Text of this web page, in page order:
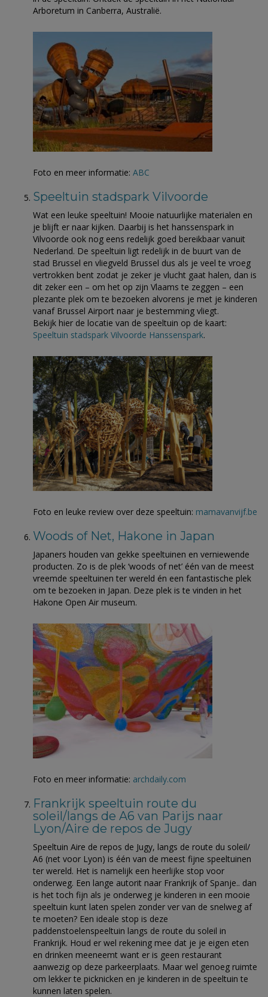
Arboretum in Canberra, Australië.
Foto en meer informatie: ABC
Speeltuin stadspark Vilvoorde
Wat een leuke speeltuin! Mooie natuurlijke materialen en
je blijft er naar kijken. Daarbij is het hanssenspark in
Vilvoorde ook nog eens redelijk goed bereikbaar vanuit
Nederland. De speeltuin ligt redelijk in de buurt van de
stad Brussel en vliegveld Brussel dus als je veel te vroeg
vertrokken bent zodat je zeker je vlucht gaat halen, dan is
dit zeker een – om het op zijn Vlaams te zeggen – een
plezante plek om te bezoeken alvorens je met je kinderen
vanaf Brussel Airport naar je bestemming vliegt.
Bekijk hier de locatie van de speeltuin op de kaart:
Speeltuin stadspark Vilvoorde Hanssenspark.
Foto en leuke review over deze speeltuin: mamavanvijf.be
Woods of Net, Hakone in Japan
Japaners houden van gekke speeltuinen en verniewende
producten. Zo is de plek ‘woods of net’ één van de meest
vreemde speeltuinen ter wereld én een fantastische plek
om te bezoeken in Japan. Deze plek is te vinden in het
Hakone Open Air museum.
Foto en meer informatie: archdaily.com
Frankrijk speeltuin route du
soleil/langs de A6 van Parijs naar
Lyon/Aire de repos de Jugy
Speeltuin Aire de repos de Jugy, langs de route du soleil/
A6 (net voor Lyon) is één van de meest fijne speeltuinen
ter wereld. Het is namelijk een heerlijke stop voor
onderweg. Een lange autorit naar Frankrijk of Spanje.. dan
is het toch fijn als je onderweg je kinderen in een mooie
speeltuin kunt laten spelen zonder ver van de snelweg af
te moeten? Een ideale stop is deze
paddenstoelenspeeltuin langs de route du soleil in
Frankrijk. Houd er wel rekening mee dat je je eigen eten
en drinken meeneemt want er is geen restaurant
aanwezig op deze parkeerplaats. Maar wel genoeg ruimte
om lekker te picknicken en je kinderen in de speeltuin te
kunnen laten spelen.